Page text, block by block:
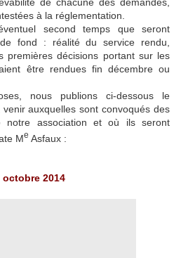
à la réglementation.
second temps que seront
fond : réalité du service rendu,
premières décisions portant sur les
être rendues fin décembre ou
nous publions ci-dessous le
auxquelles sont convoqués des
notre association et où ils seront
Me Asfaux :
2014